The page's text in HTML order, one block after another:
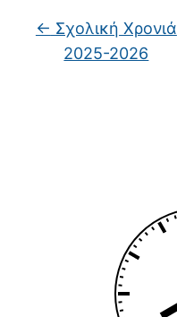
← Σχολική Χρονιά
2025-2026